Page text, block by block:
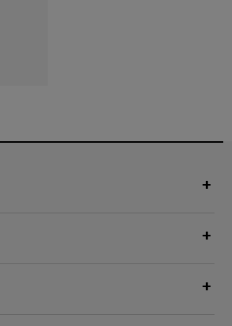
+
+
+